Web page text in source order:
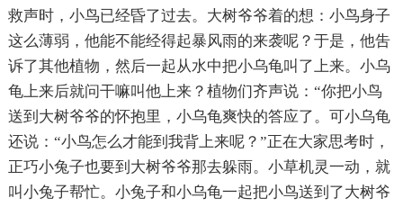
救声时，小鸟已经昏了过去。大树爷爷着的想：小鸟身子
这么薄弱，他能不能经得起暴风雨的来袭呢？于是，他吿
诉了其他植物，然后一起从水中把小乌龟叫了上来。小乌
龟上来后就问干嘛叫他上来？植物们齐声说：“你把小鸟
送到大树爷爷的怀抱里，小乌龟爽快的答应了。可小乌龟
还说：“小鸟怎么才能到我背上来呢？”正在大家思考时，
正巧小兔子也要到大树爷爷那去躲雨。小草机灵一动，就
叫小兔子帮忙。小兔子和小乌龟一起把小鸟送到了大树爷